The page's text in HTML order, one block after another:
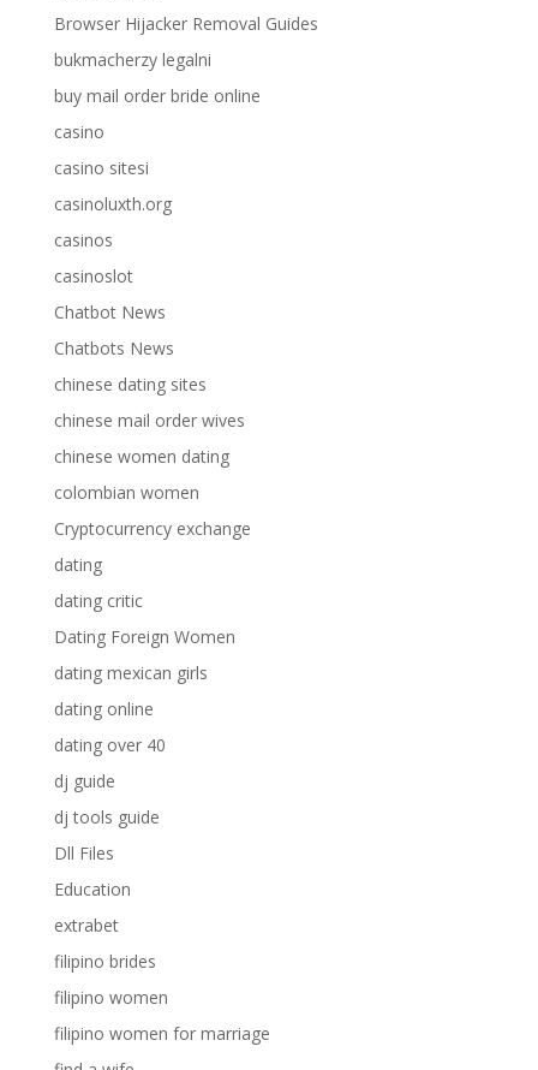
Browser Hijacker Removal Guides
bukmacherzy legalni
buy mail order bride online
casino
casino sitesi
casinoluxth.org
casinos
casinoslot
Chatbot News
Chatbots News
chinese dating sites
chinese mail order wives
chinese women dating
colombian women
Cryptocurrency exchange
dating
dating critic
Dating Foreign Women
dating mexican girls
dating online
dating over 40
dj guide
dj tools guide
Dll Files
Education
extrabet
filipino brides
filipino women
filipino women for marriage